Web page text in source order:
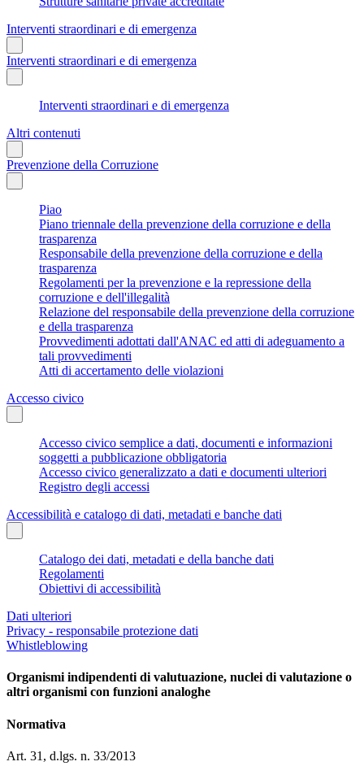
Interventi straordinari e di emergenza
Interventi straordinari e di emergenza
Interventi straordinari e di emergenza
Altri contenuti
Prevenzione della Corruzione
Piao
Piano triennale della prevenzione della corruzione e della
trasparenza
Responsabile della prevenzione della corruzione e della
trasparenza
Regolamenti per la prevenzione e la repressione della
corruzione e dell'illegalità
Relazione del responsabile della prevenzione della corruzione
e della trasparenza
Provvedimenti adottati dall'ANAC ed atti di adeguamento a
tali provvedimenti
Atti di accertamento delle violazioni
Accesso civico
Accesso civico semplice a dati, documenti e informazioni
soggetti a pubblicazione obbligatoria
Accesso civico generalizzato a dati e documenti ulteriori
Registro degli accessi
Accessibilità e catalogo di dati, metadati e banche dati
Catalogo dei dati, metadati e della banche dati
Regolamenti
Obiettivi di accessibilità
Dati ulteriori
Privacy - responsabile protezione dati
Whistleblowing
Organismi indipendenti di valutuazione, nuclei di valutazione o
altri organismi con funzioni analoghe
Normativa
Art. 31, d.lgs. n. 33/2013